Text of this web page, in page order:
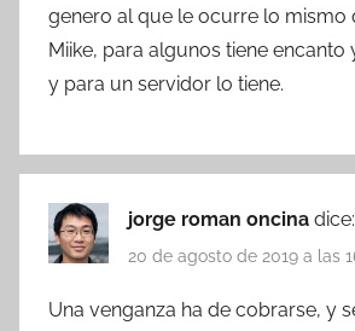
genero al que le ocurre lo mismo
Miike, para algunos tiene encanto
y para un servidor lo tiene.
jorge roman oncina dice:
20 de agosto de 2019 a las
Una venganza ha de cobrarse, y